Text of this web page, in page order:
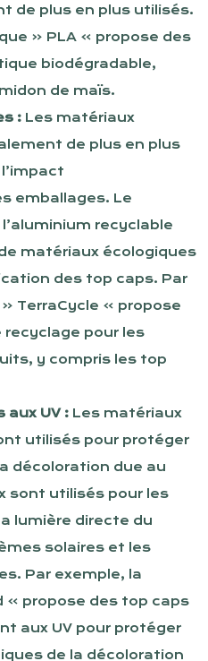
de plus en plus utilisés.
« PLA » propose des
biodégradable,
de maïs.
: Les matériaux
de plus en plus
emballages. Le
recyclable
matériaux écologiques
des top caps. Par
TerraCycle » propose
recyclage pour les
y compris les top
aux UV : Les matériaux
utilisés pour protéger
décoloration due au
sont utilisés pour les
lumière directe du
solaires et les
Par exemple, la
» propose des top caps
aux UV pour protéger
de la décoloration